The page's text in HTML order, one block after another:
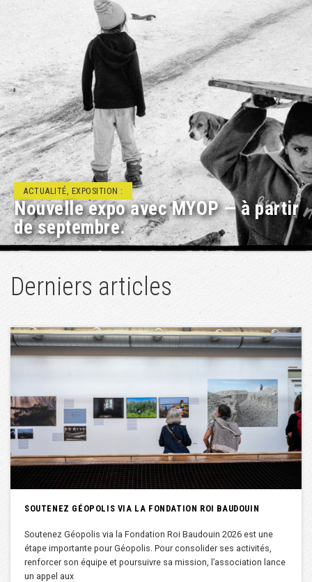
ACTUALITÉ, RENCONTRE/DÉBAT :
Projets éducatifs à Géopolis
Derniers articles
SOUTENEZ GÉOPOLIS VIA LA FONDATION ROI BAUDOUIN
Soutenez Géopolis via la Fondation Roi Baudouin 2026 est une
étape importante pour Géopolis. Pour consolider ses activités,
renforcer son équipe et poursuivre sa mission, l’association lance
un appel aux